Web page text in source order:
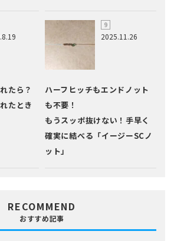
たら？
たとき
2025.11.26
ハーフヒッチもエンドノット
も不要！
もうスッポ抜けない！手早く
確実に結べる「イージーSCノ
ット」
RECOMMEND
おすすめ記事